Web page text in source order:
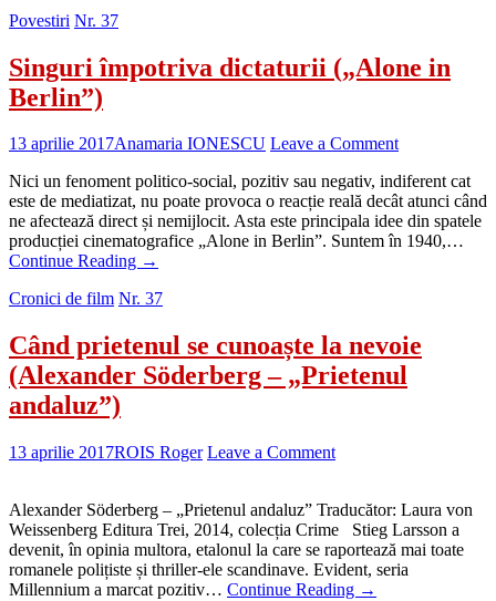
Povestiri Nr. 37
Singuri împotriva dictaturii („Alone in
Berlin”)
13 aprilie 2017Anamaria IONESCU Leave a Comment
Nici un fenoment politico-social, pozitiv sau negativ, indiferent cat
este de mediatizat, nu poate provoca o reacție reală decât atunci când
ne afectează direct și nemijlocit. Asta este principala idee din spatele
producției cinematografice „Alone in Berlin”. Suntem în 1940,…
Continue Reading →
Cronici de film Nr. 37
Când prietenul se cunoaște la nevoie
(Alexander Söderberg – „Prietenul
andaluz”)
13 aprilie 2017ROIS Roger Leave a Comment
Alexander Söderberg – „Prietenul andaluz” Traducător: Laura von
Weissenberg Editura Trei, 2014, colecția Crime Stieg Larsson a
devenit, în opinia multora, etalonul la care se raportează mai toate
romanele polițiste și thriller-ele scandinave. Evident, seria
Millennium a marcat pozitiv… Continue Reading →